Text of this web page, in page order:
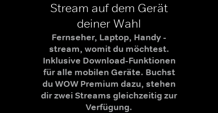
Stream auf dem Gerät
deiner Wahl
Fernseher, Laptop, Handy -
stream, womit du möchtest.
Inklusive Download-Funktionen
für alle mobilen Geräte. Buchst
du WOW Premium dazu, stehen
dir zwei Streams gleichzeitig zur
Verfügung.